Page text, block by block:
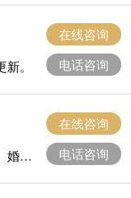
。
在线咨询
电话咨询
婚姻
在线咨询
电话咨询